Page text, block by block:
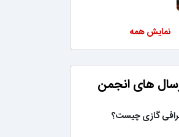
نمایش همه
های انجمن
گازی چیست؟